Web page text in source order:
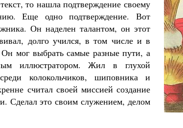
то нашла подтверждение своему
Еще одно подтверждение. Вот
Он наделен талантом, он этот
долго учился, в том числе и в
мог выбрать самые разные пути, а
иллюстратором. Жил в глухой
колокольчиков, шиповника и
считал своей миссией создание
Сделал это своим служением, делом
Великомученик Георгий Победоносец. Научись у